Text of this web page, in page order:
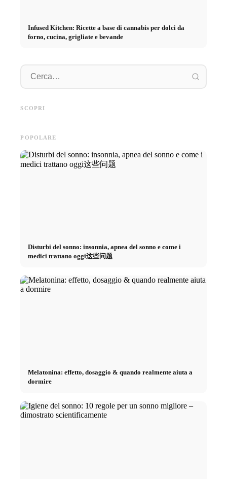
Infused Kitchen: Ricette a base di cannabis per dolci da
forno, cucina, grigliate e bevande
SCOPRI
online mirato
POPOLARE
Disturbi del sonno: insonnia, apnea del sonno e come i
medici trattano oggi这些问题
Melatonina: effetto, dosaggio & quando realmente aiuta a
dormire